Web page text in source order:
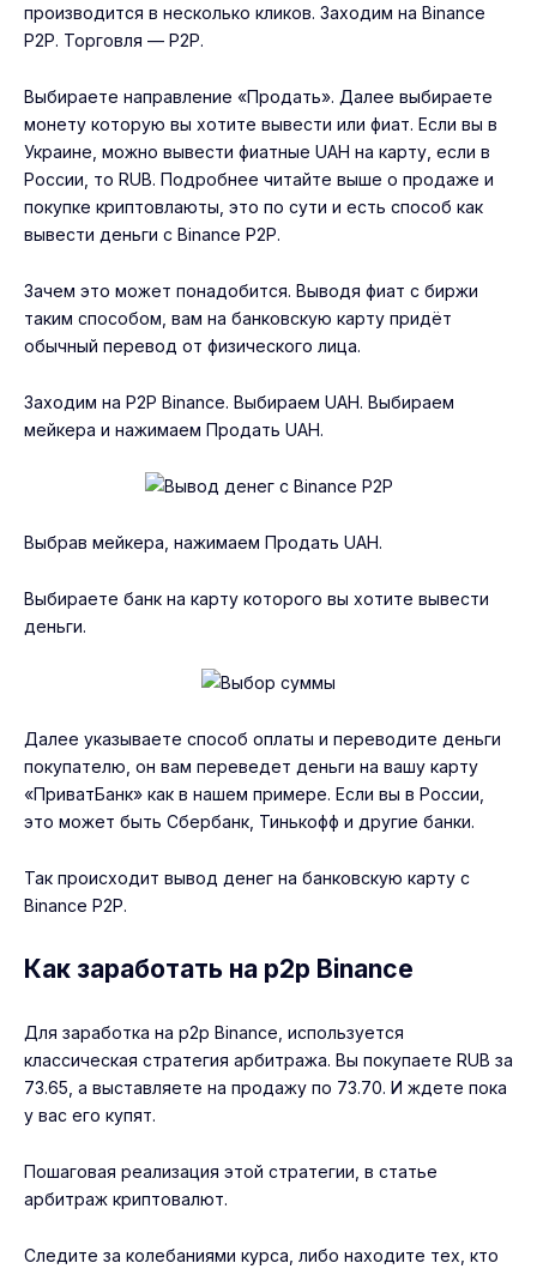
производится в несколько кликов. Заходим на Binance
P2P. Торговля — P2P.
Выбираете направление «Продать». Далее выбираете
монету которую вы хотите вывести или фиат. Если вы в
Украине, можно вывести фиатные UAH на карту, если в
России, то RUB. Подробнее читайте выше о продаже и
покупке криптовлаюты, это по сути и есть способ как
вывести деньги с Binance P2P.
Зачем это может понадобится. Выводя фиат с биржи
таким способом, вам на банковскую карту придёт
обычный перевод от физического лица.
Заходим на P2P Binance. Выбираем UAH. Выбираем
мейкера и нажимаем Продать UAH.
Выбрав мейкера, нажимаем Продать UAH.
Выбираете банк на карту которого вы хотите вывести
деньги.
Далее указываете способ оплаты и переводите деньги
покупателю, он вам переведет деньги на вашу карту
«ПриватБанк» как в нашем примере. Если вы в России,
это может быть Сбербанк, Тинькофф и другие банки.
Так происходит вывод денег на банковскую карту с
Binance P2P.
Как заработать на p2p Binance
Для заработка на p2p Binance, используется
классическая стратегия арбитража. Вы покупаете RUB за
73.65, а выставляете на продажу по 73.70. И ждете пока
у вас его купят.
Пошаговая реализация этой стратегии, в статье
арбитраж криптовалют.
Следите за колебаниями курса, либо находите тех, кто